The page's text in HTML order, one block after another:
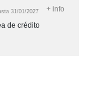
31/01/2027 + info
de crédito